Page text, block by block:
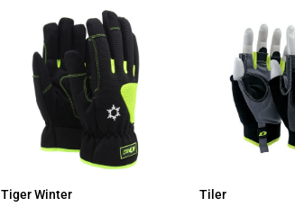
Tiger Winter Tiler